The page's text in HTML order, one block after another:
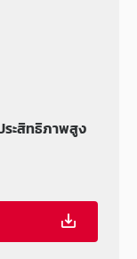
ระสิทธิภาพสูง